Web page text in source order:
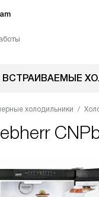
ВСТРАИВАЕМЫЕ
холодильники